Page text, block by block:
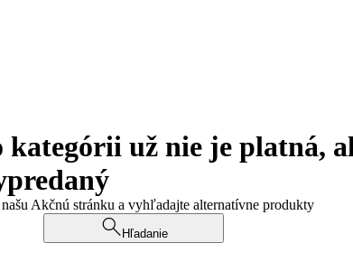
už nie je platná,
Akčnú stránku a vyhľadajte alternatívne produkty
Hľadanie